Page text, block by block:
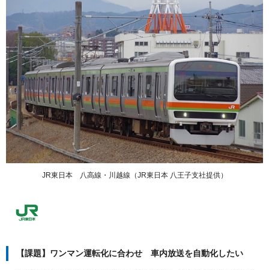
JR東日本 八高線・川越線（JR東日本 八王子支社提供）
【課題】ワンマン運転化に合わせ 車内放送を自動化したい